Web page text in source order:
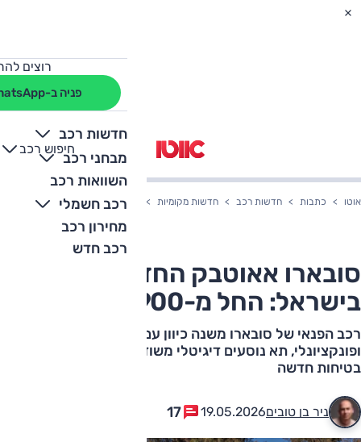
רוצים
פניה ב-WhatsApp
חדשות רכב
מבחני רכב
השוואות רכב
רכב חשמלי
מחירון רכב
רכב חדש
חיפוש רכב
+
-
אוטו כתבות חדשות רכב חדשות מקומיות סובארו אאוטבק החדש נוחת בישראל: החל מ-
סובארו אאוטבק החדש נוחת
בישראל: החל מ-279,900 שקלים
רכב הפנאי של סובארו משנה כיוון עם עיצוב רבוע יותר
ופונקציונלי, תא נוסעים דיגיטלי משודרג משמעותית ומערכת
בטיחות חדשה
ניר בן טובים19.05.2026
17